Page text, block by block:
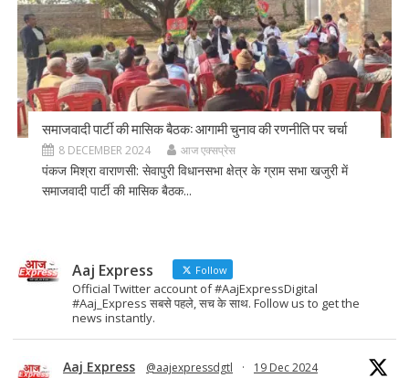
समाजवादी पार्टी की मासिक बैठक: आगामी चुनाव की रणनीति पर चर्चा
8 DECEMBER 2024 आज एक्सप्रेस
पंकज मिश्रा वाराणसी: सेवापुरी विधानसभा क्षेत्र के ग्राम सभा खजुरी में
समाजवादी पार्टी की मासिक बैठक...
Aaj Express Follow
Official Twitter account of #AajExpressDigital
#Aaj_Express सबसे पहले, सच के साथ. Follow us to get the
news instantly.
Aaj Express @aajexpressdgtl · 19 Dec 2024